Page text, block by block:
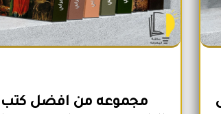
مجموعه من افضل كتب